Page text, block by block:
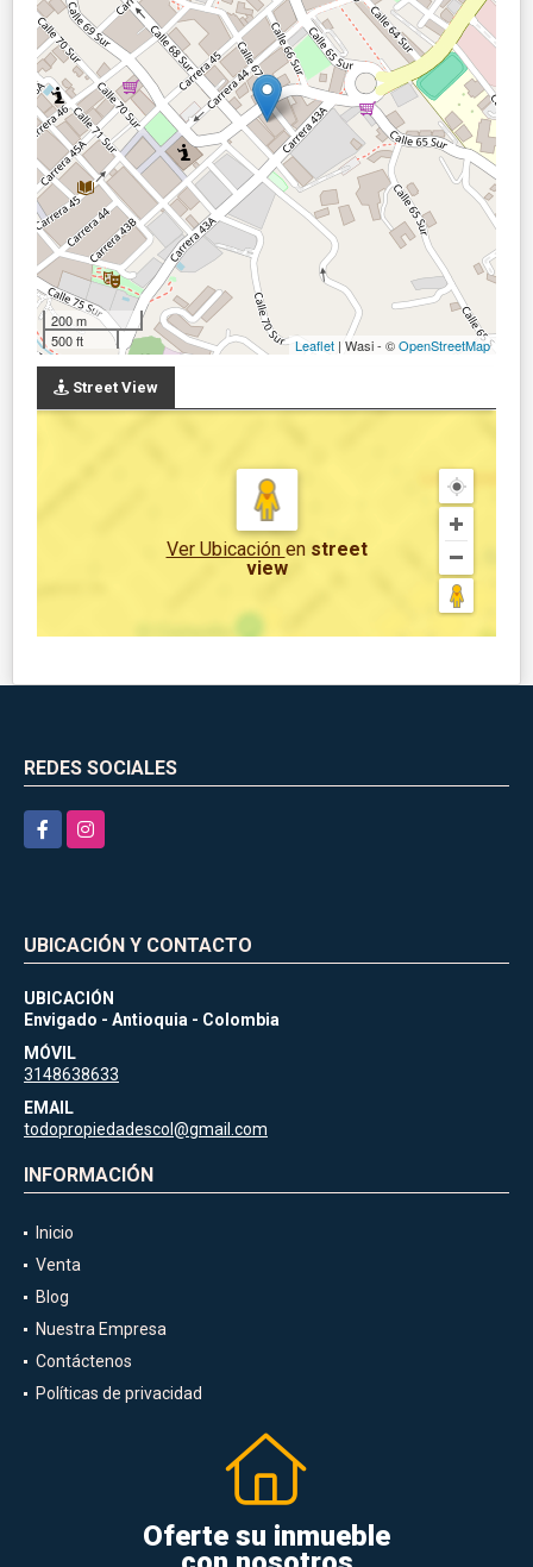
200 m
500 ft
Leaflet | Wasi - ©OpenStreetMap
Street View
Ver Ubicación en street
view
REDES SOCIALES
FacebookInstagram
UBICACIÓN Y CONTACTO
UBICACIÓN
Envigado - Antioquia - Colombia
MÓVIL
3148638633
EMAIL
todopropiedadescol@gmail.com
INFORMACIÓN
Inicio
Venta
Blog
Nuestra Empresa
Contáctenos
Políticas de privacidad
Oferte su inmueble